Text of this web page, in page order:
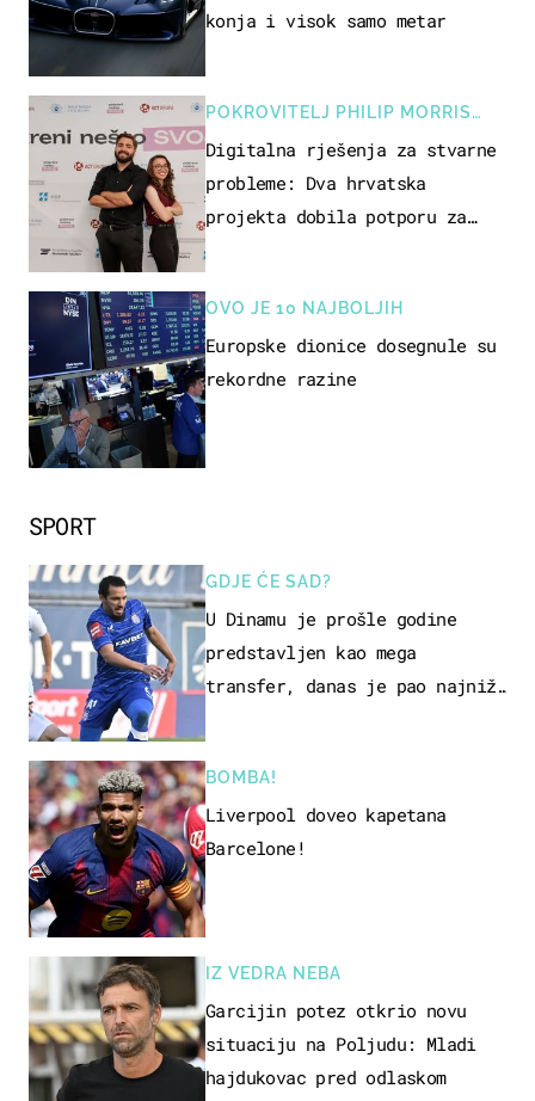
SPORT
GDJE ĆE SAD?
U Dinamu je prošle godine
predstavljen kao mega
transfer, danas je pao najniže
BOMBA!
Liverpool doveo kapetana
Barcelone!
IZ VEDRA NEBA
Garcijin potez otkrio novu
situaciju na Poljudu: Mladi
hajdukovac pred odlaskom
konja i visok samo metar
POKROVITELJ PHILIP MORRIS
ZAGREB
Digitalna rješenja za stvarne
probleme: Dva hrvatska
projekta dobila potporu za
OVO JE 10 NAJBOLJIH
Europske dionice dosegnule su
rekordne razine